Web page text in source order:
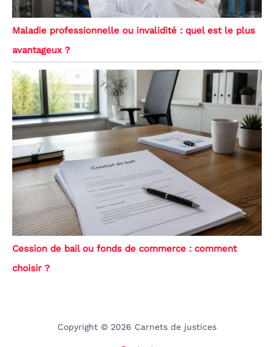
Maladie professionnelle ou invalidité : quel est le plus
avantageux ?
Cession de bail ou fonds de commerce : comment
choisir ?
Copyright © 2026 Carnets de justices